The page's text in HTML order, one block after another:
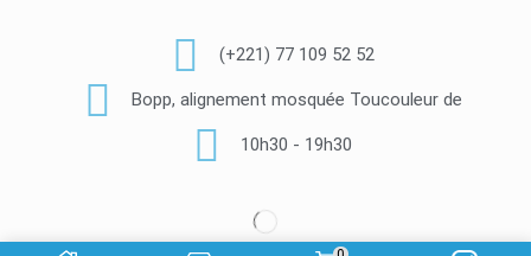
(+221) 77 109 52 52
Bopp, alignement mosquée Toucouleur de
10h30 - 19h30